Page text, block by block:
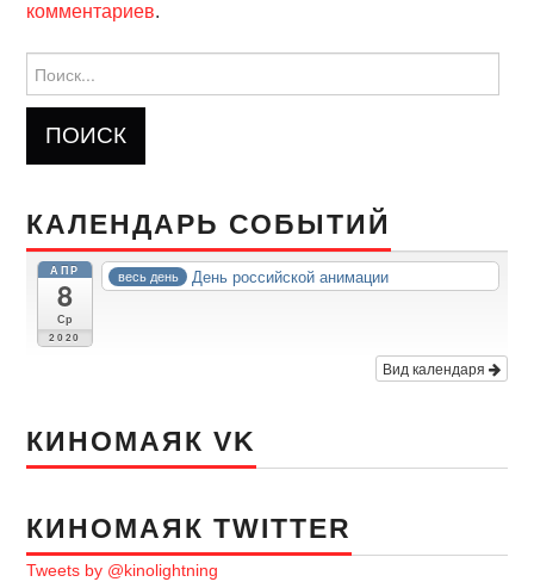
комментариев.
Найти:
КАЛЕНДАРЬ СОБЫТИЙ
АПР
8
Ср
2020
весь день День российской анимации
Вид календаря
КИНОМАЯК VK
КИНОМАЯК TWITTER
Tweets by @kinolightning